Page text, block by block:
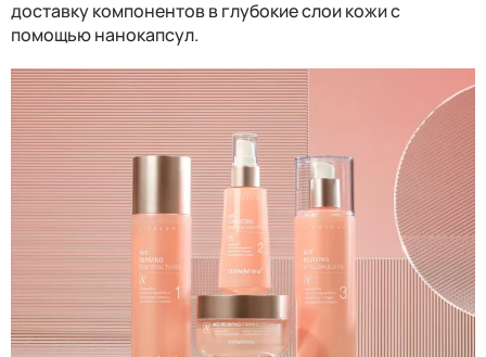
доставку компонентов в глубокие слои кожи с
помощью нанокапсул.